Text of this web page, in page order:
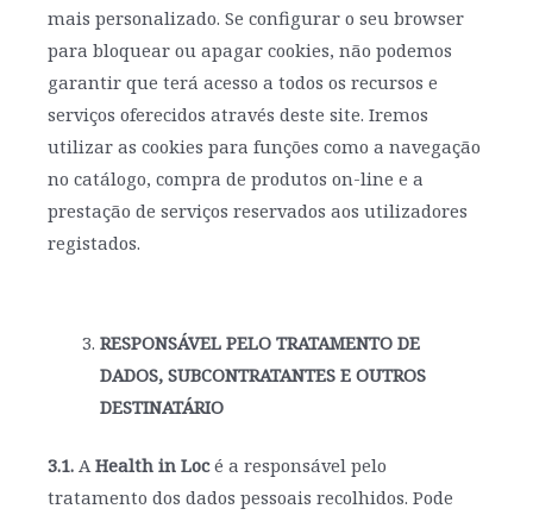
mais personalizado. Se configurar o seu browser
para bloquear ou apagar cookies, não podemos
garantir que terá acesso a todos os recursos e
serviços oferecidos através deste site. Iremos
utilizar as cookies para funções como a navegação
no catálogo, compra de produtos on-line e a
prestação de serviços reservados aos utilizadores
registados.
RESPONSÁVEL PELO TRATAMENTO DE
DADOS, SUBCONTRATANTES E OUTROS
DESTINATÁRIO
3.1. A Health in Locé a responsável pelo
tratamento dos dados pessoais recolhidos. Pode